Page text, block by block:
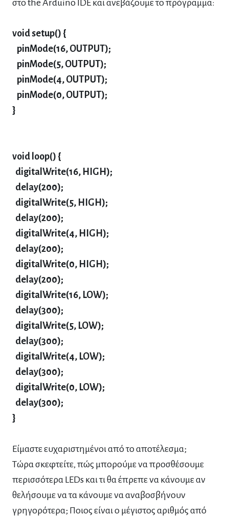
στο the Arduino IDE και ανεβάζουμε το πρόγραμμα:
void setup() {
pinMode(16, OUTPUT);
pinMode(5, OUTPUT);
pinMode(4, OUTPUT);
pinMode(0, OUTPUT);
}
void loop() {
digitalWrite(16, HIGH);
delay(200);
digitalWrite(5, HIGH);
delay(200);
digitalWrite(4, HIGH);
delay(200);
digitalWrite(0, HIGH);
delay(200);
digitalWrite(16, LOW);
delay(300);
digitalWrite(5, LOW);
delay(300);
digitalWrite(4, LOW);
delay(300);
digitalWrite(0, LOW);
delay(300);
}
Είμαστε ευχαριστημένοι από το αποτέλεσμα;
Τώρα σκεφτείτε, πώς μπορούμε να προσθέσουμε
περισσότερα LEDs και τι θα έπρεπε να κάνουμε αν
θελήσουμε να τα κάνουμε να αναβοσβήνουν
γρηγορότερα; Ποιος είναι ο μέγιστος αριθμός από